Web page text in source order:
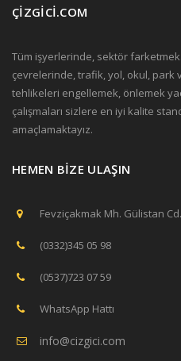
ÇİZGİCİ.COM
Tüm işyerlerinde, sektör
çevrelerinde, trafik, yol, okul, park
tehlikeleri engellemek, önlemek
çalışmaları sizlere en iyi kalite
amaçlamaktayız.
HEMEN BİZE ULAŞIN
Fevziçakmak Mh. Gülistan
(0332)345 05 98
(0537)723 07 59
WhatsApp Hattı
info@cizgici.com